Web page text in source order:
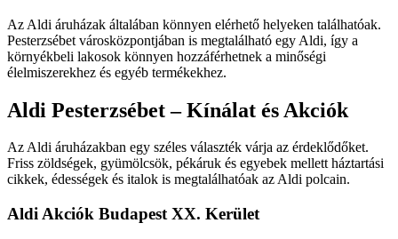
Az Aldi áruházak általában könnyen elérhető helyeken találhatóak.
Pesterzsébet városközpontjában is megtalálható egy Aldi, így a
környékbeli lakosok könnyen hozzáférhetnek a minőségi
élelmiszerekhez és egyéb termékekhez.
Aldi Pesterzsébet – Kínálat és Akciók
Az Aldi áruházakban egy széles választék várja az érdeklődőket.
Friss zöldségek, gyümölcsök, pékáruk és egyebek mellett háztartási
cikkek, édességek és italok is megtalálhatóak az Aldi polcain.
Aldi Akciók Budapest XX. Kerület